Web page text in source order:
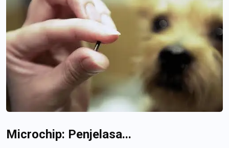
Microchip: Penjelasa...